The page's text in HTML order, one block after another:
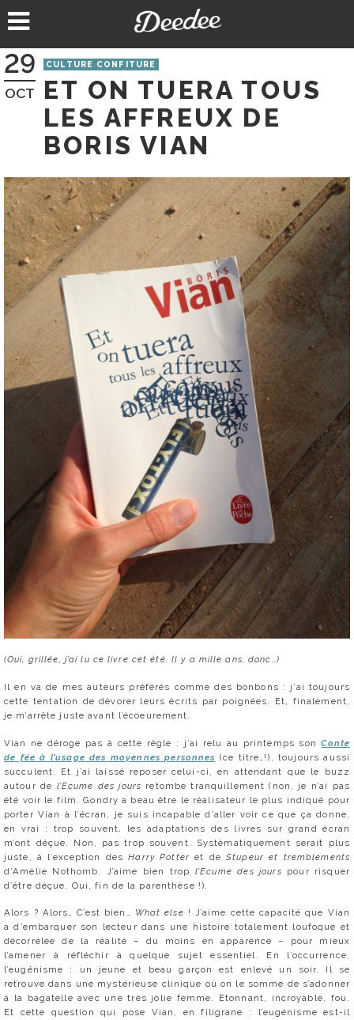
au
29
OCT
CULTURE CONFITURE
ET ON TUERA TOUS
LES AFFREUX DE
BORIS VIAN
(Oui, grillée, j’ai lu ce livre cet été. Il y a mille ans, donc…)
Il en va de mes auteurs préférés comme des bonbons : j’ai toujours
cette tentation de dévorer leurs écrits par poignées. Et, finalement,
je m’arrête juste avant l’écoeurement.
Vian ne déroge pas à cette règle : j’ai relu au printemps sonConte
de fée à l’usage des moyennes personnes (ce titre…!), toujours aussi
succulent. Et j’ai laissé reposer celui-ci, en attendant que le buzz
autour de l’Ecume des jours retombe tranquillement (non, je n’ai pas
été voir le film. Gondry a beau être le réalisateur le plus indiqué pour
porter Vian à l’écran, je suis incapable d’aller voir ce que ça donne,
en vrai : trop souvent, les adaptations des livres sur grand écran
m’ont déçue. Non, pas trop souvent. Systématiquement serait plus
juste, à l’exception desHarry Potter et deStupeur et tremblements
d’Amélie Nothomb. J’aime bien trop l’Ecume des jours pour risquer
d’être déçue. Oui, fin de la parenthèse !).
Alors ? Alors… C’est bien… What else ! J’aime cette capacité que Vian
a d’embarquer son lecteur dans une histoire totalement loufoque et
décorrélée de la réalité – du moins en apparence – pour mieux
l’amener à réfléchir à quelque sujet essentiel. En l’occurrence,
l’eugénisme : un jeune et beau garçon est enlevé un soir. Il se
retrouve dans une mystérieuse clinique où on le somme de s’adonner
à la bagatelle avec une très jolie femme. Etonnant, incroyable, fou.
Et cette question qui pose Vian, en filigrane : l’eugénisme est-il